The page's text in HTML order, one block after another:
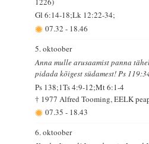
Gl 6:14-18;Lk 12:22-34;
07.32- 18.46
5. oktoober
Anna mulle arusaamist panna
pidada kõigest südamest! Ps
Ps 138;1Ts 4:9-12;Mt 6:1-4
† 1977 Alfred Tooming, EELK
07.35- 18.43
6. oktoober